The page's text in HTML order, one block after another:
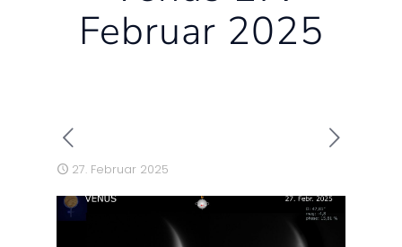
Februar 2025
27. Februar 2025